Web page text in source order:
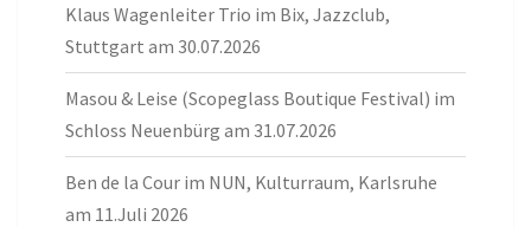
Klaus Wagenleiter Trio im Bix, Jazzclub,
Stuttgart am 30.07.2026
Masou & Leise (Scopeglass Boutique Festival) im
Schloss Neuenbürg am 31.07.2026
Ben de la Cour im NUN, Kulturraum, Karlsruhe
am 11.Juli 2026